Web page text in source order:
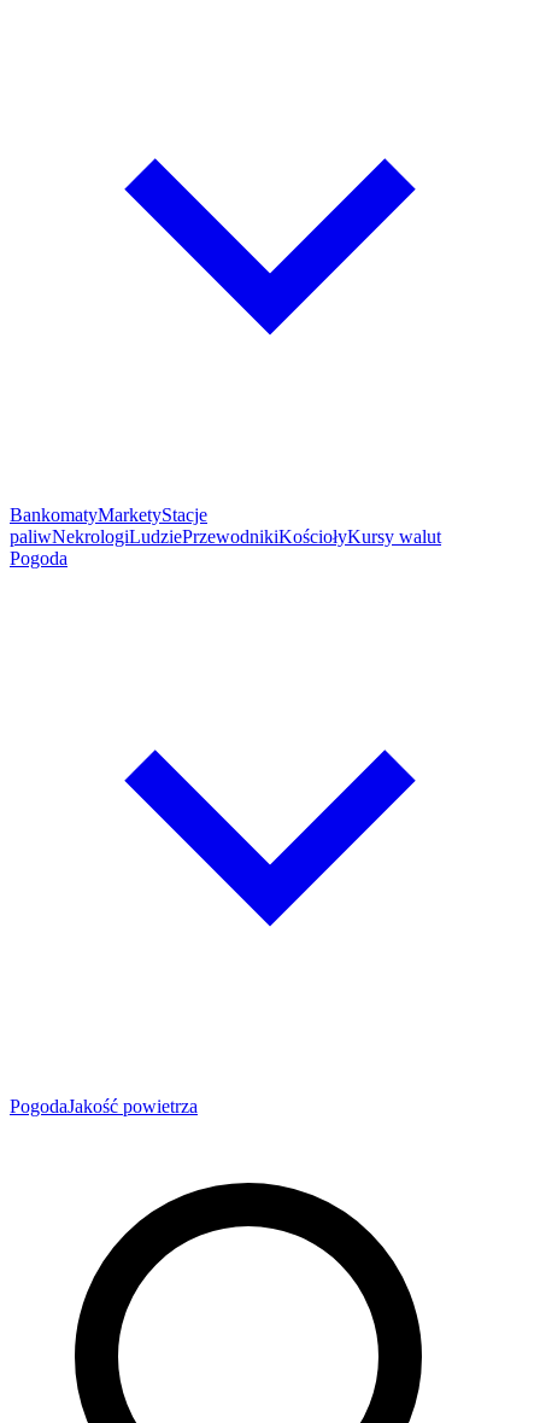
BankomatyMarketyStacje
paliwNekrologiLudziePrzewodnikiKościołyKursy walut
Pogoda
PogodaJakość powietrza